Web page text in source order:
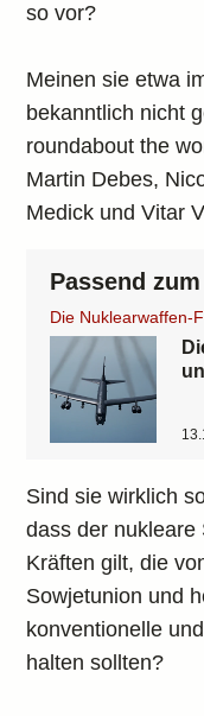
so vor?
Meinen sie etwa
bekanntlich nicht
roundabout the
Martin Debes,
Medick und Vitar
Passend
Die Nuklearwaffen-
Sind sie wirklich
dass der nukleare
Kräften gilt, die
Sowjetunion und
konventionelle
halten sollten?